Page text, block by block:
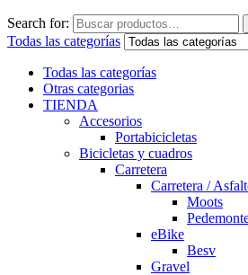
Search for:
Todas las categorías
Todas las categorías
Otras categorias
TIENDA
Accesorios
Portabicicletas
Bicicletas y cuadros
Carretera
Carretera /
Moots
eBike
Besv
Gravel